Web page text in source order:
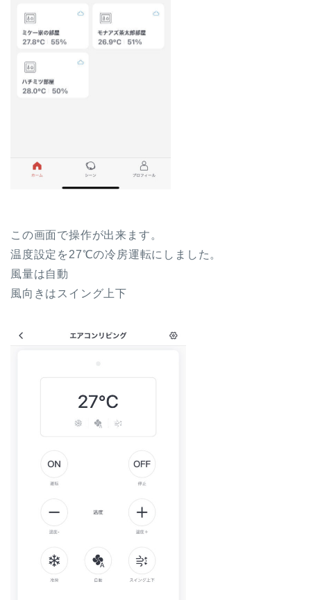
この画面で操作が出来ます。
温度設定を27℃の冷房運転にしました。
風量は自動
風向きはスイング上下